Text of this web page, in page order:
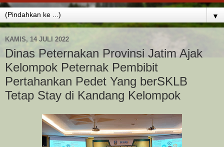
▼
KAMIS, 14 JULI 2022
Dinas Peternakan Provinsi Jatim Ajak
Kelompok Peternak Pembibit
Pertahankan Pedet Yang berSKLB
Tetap Stay di Kandang Kelompok